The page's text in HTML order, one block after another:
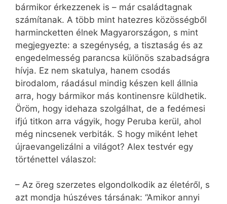
bármikor érkezzenek is – már családtagnak
számítanak. A több mint hatezres közösségből
harmincketten élnek Magyarországon, s mint
megjegyezte: a szegénység, a tisztaság és az
engedelmesség parancsa különös szabadságra
hívja. Ez nem skatulya, hanem csodás
birodalom, ráadásul mindig készen kell állnia
arra, hogy bármikor más kontinensre küldhetik.
Öröm, hogy idehaza szolgálhat, de a fedémesi
ifjú titkon arra vágyik, hogy Peruba kerül, ahol
még nincsenek verbiták. S hogy miként lehet
újraevangelizálni a világot? Alex testvér egy
történettel válaszol:
– Az öreg szerzetes elgondolkodik az életéről, s
azt mondja húszéves társának: “Amikor annyi